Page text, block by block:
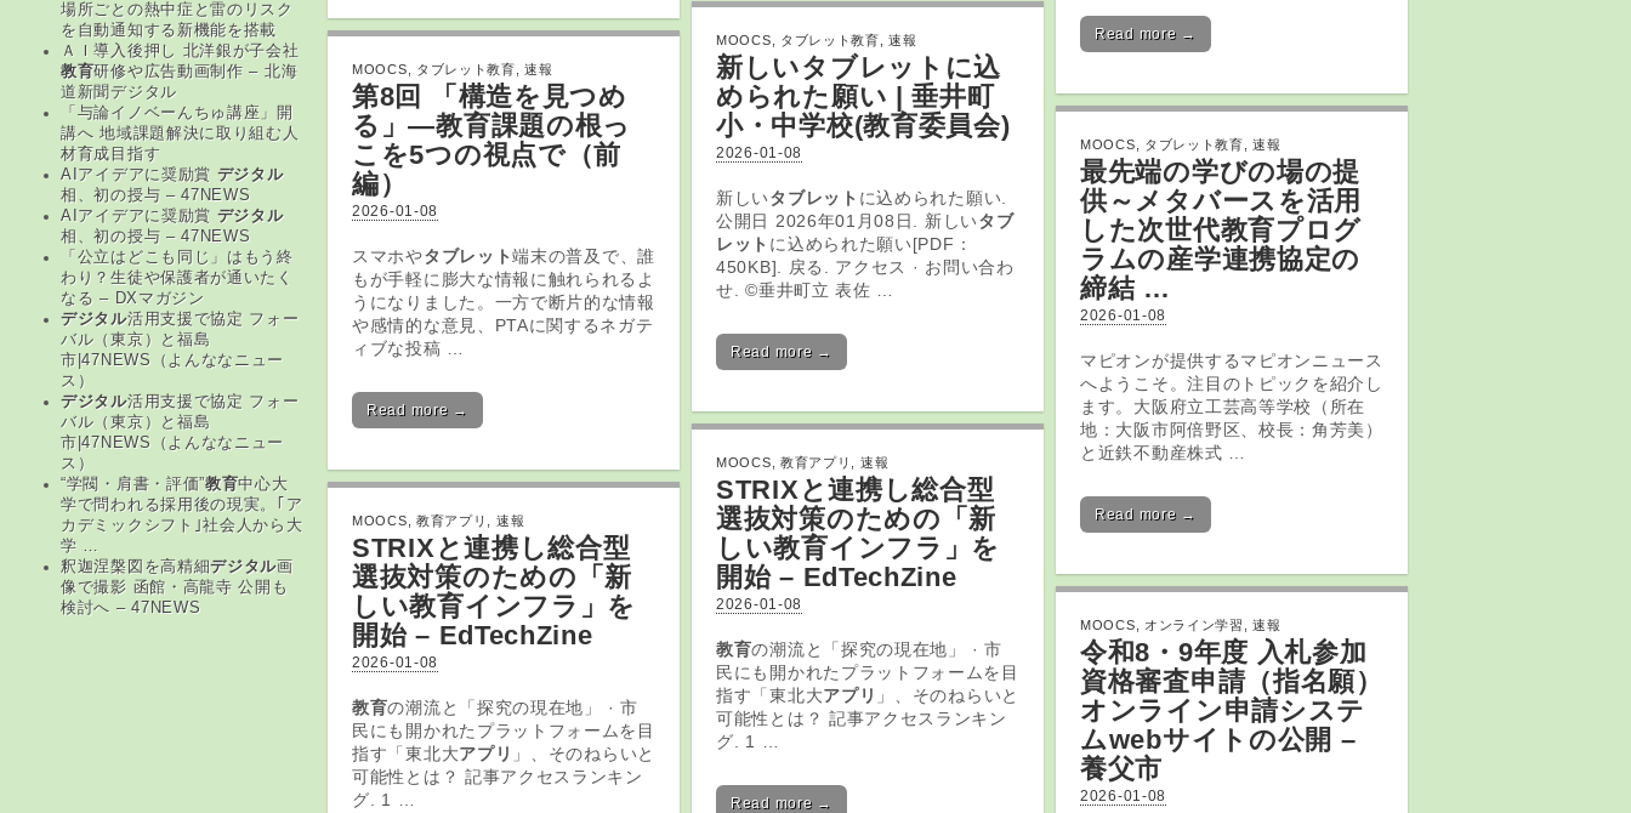
場所ごとの熱中症と雷のリスク
を自動通知する新機能を搭載
ＡＩ導入後押し 北洋銀が子会社
教育研修や広告動画制作 – 北海
道新聞デジタル
「与論イノベーんちゅ講座」開
講へ 地域課題解決に取り組む人
材育成目指す
AIアイデアに奨励賞 デジタル
相、初の授与 – 47NEWS
AIアイデアに奨励賞 デジタル
相、初の授与 – 47NEWS
「公立はどこも同じ」はもう終
わり？生徒や保護者が通いたく
なる – DXマガジン
デジタル活用支援で協定 フォー
バル（東京）と福島
市|47NEWS（よんななニュー
ス）
デジタル活用支援で協定 フォー
バル（東京）と福島
市|47NEWS（よんななニュー
ス）
“学閥・肩書・評価”教育中心大
学で問われる採用後の現実。｢ア
カデミックシフト｣社会人から大
学 …
釈迦涅槃図を高精細デジタル画
像で撮影 函館・高龍寺 公開も
検討へ – 47NEWS
Read more →
MOOCS タブレット教育 ,速報
新しいタブレット に込
められた願い | 垂井町
小・中学校(教育委員会)
2026-01-08
新しいタブレット に込められた願い.
公開日 2026年01月08日. 新しいタブ
レット に込められた願い[PDF：
450KB]. 戻る. アクセス · お問い合わ
せ. ©垂井町立 表佐 …
Read more →
MOOCS タブレット教育 ,速報
第8回 「構造を見つめ
る」―教育課題の根っ
こを5つの視点で（前
編）
2026-01-08
スマホやタブレット端末の普及で、誰
もが手軽に膨大な情報に触れられるよ
うになりました。一方で断片的な情報
や感情的な意見、PTAに関するネガテ
ィブな投稿 …
Read more →
MOOCS タブレット教育 ,速報
最先端の学びの場の提
供～メタバースを活用
した次世代教育プログ
ラムの産学連携協定の
締結 …
2026-01-08
マピオンが提供するマピオンニュース
へようこそ。注目のトピックを紹介し
ます。大阪府立工芸高等学校（所在
地：大阪市阿倍野区、校長：角芳美）
と近鉄不動産株式 …
Read more →
MOOCS 教育アプリ 速報
STRIXと連携し総合型
選抜対策のための「新
しい教育インフラ」を
開始 – EdTechZine
2026-01-08
教育の潮流と「探究の現在地」 · 市
民にも開かれたプラットフォームを目
指す「東北大アプリ 」、そのねらいと
可能性とは？ 記事アクセスランキン
グ. 1 …
Read more →
MOOCS 教育アプリ 速報
STRIXと連携し総合型
選抜対策のための「新
しい教育インフラ」を
開始 – EdTechZine
2026-01-08
教育の潮流と「探究の現在地」 · 市
民にも開かれたプラットフォームを目
指す「東北大アプリ 」、そのねらいと
可能性とは？ 記事アクセスランキン
グ. 1 …
MOOCS オンライン学習 ,速報
令和8・9年度 入札参加
資格審査申請（指名願）
オンライン申請システ
ムwebサイトの公開 –
養父市
2026-01-08